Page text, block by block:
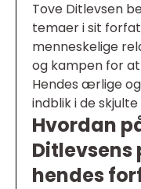
Tove Ditlevsen
temaer i sit
menneskelige
og kampen for
Hendes ærlige
indblik i de
Hvordan
Ditlevsens
hendes